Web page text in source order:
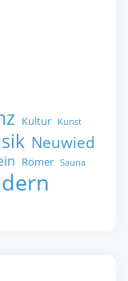
Kultur Kunst
Neuwied
Römer Sauna